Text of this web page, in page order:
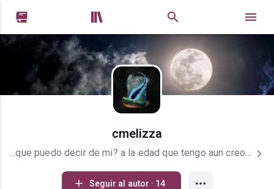
 
cmelizza
...que puedo decir de mi? a la edad que tengo aun creo en los cuentos de hadas, aunque ya no con finales felices, la vida te enseña que nada es facil, cada una puede crear su cuento ideal de acuerdo a las necesidas de una, soy de las que lloran por todo y nada a la vez, soñadora hasta los fuesos, tengo mucha imaginacion que hay momentos que no se como plasmarlo en una hoja de papel, demasida diria yo, confio a veces muy rapido en alguien, segun lo que me muestre, la verdad como dice mi madre querida, fui criada sin malicia, resentida si, pero se me pasa rapido, detesto estar enojada con alguien y mas si ese alguien es especial para mi corazon, renegona tambien y mucho, que si la mirada matara ya muchos estuvieran muertos jajaja...vivo enamorada de las letras, la poesia, las historias, soy muy buena escuchando, cada persona es un mundo una historia diferente, tambien de la musica me encantan los caporales, los vallenatos, las bachatas, las baladas... toda musica que hable de amor...si soy muy cursi...
Seguir al autor · 14